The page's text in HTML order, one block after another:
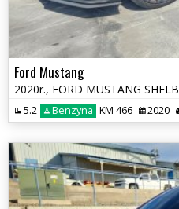
Ford Mustang
5.2 Benzyna KM 466 2020